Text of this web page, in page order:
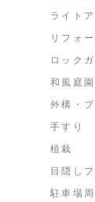
ライト
リフォ
ロック
和風庭園
外構・
手すり
植栽
目隠し
駐車場周